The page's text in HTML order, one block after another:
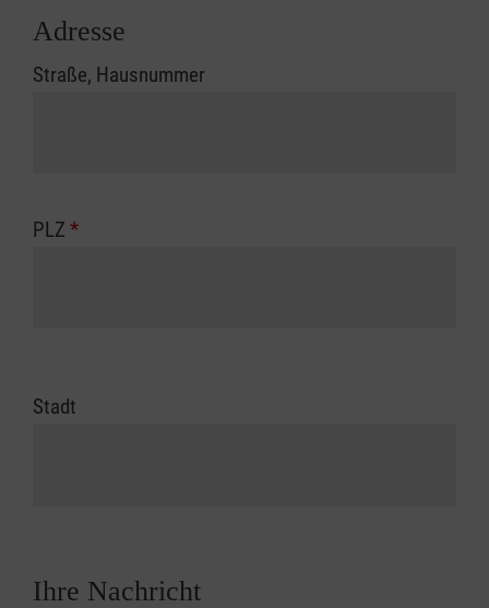
Adresse
Straße, Hausnummer
PLZ *
Stadt
Ihre Nachricht